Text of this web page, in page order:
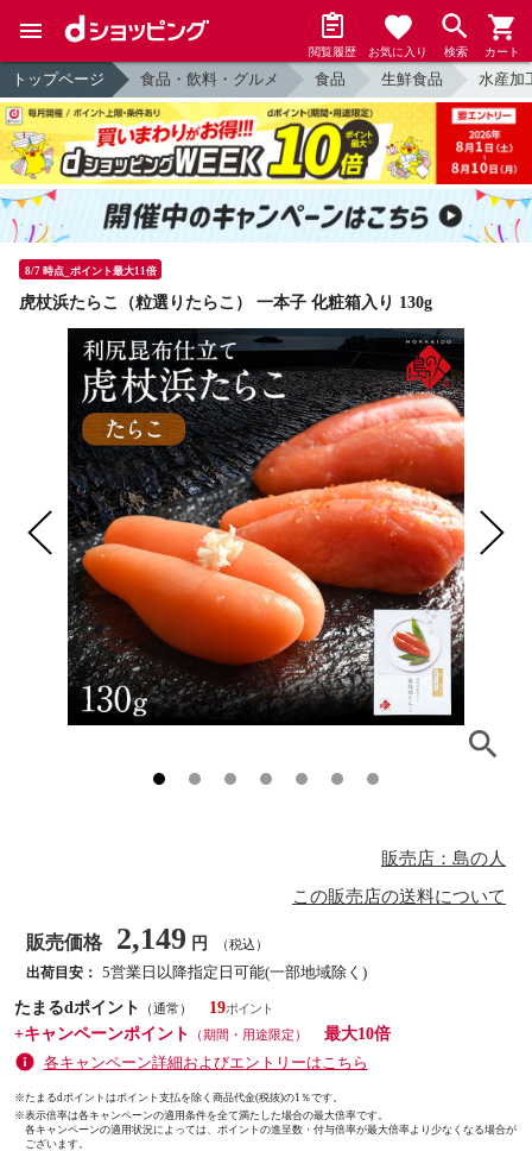
閲覧履歴 お気に入り 検索 カート
トップページ 食品・飲料・グルメ 食品 生鮮食品 水産加
8/7 時点_ポイント最大11倍
虎杖浜たらこ（粒選りたらこ） 一本子 化粧箱入り 130g
販売店：島の人
この販売店の送料について
販売価格 2,149 円 （税込）
出荷目安： 5営業日以降指定日可能(一部地域除く)
たまるdポイント
（通常）
19
+キャンペーンポイント
（期間・用途限定）
最大10倍
各キャンペーン詳細およびエントリーはこちら
※たまるdポイントはポイント支払を除く商品代金(税抜)の1％です。
※表示倍率は各キャンペーンの適用条件を全て満たした場合の最大倍率です。
各キャンペーンの適用状況によっては、ポイントの進呈数・付与倍率が最大倍率より少なくなる場合が
ございます。